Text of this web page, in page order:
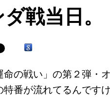
戦当日。
の戦い」の第２弾・
特番が流れてるんです